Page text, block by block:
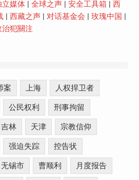
立媒体| 全球之声| 安全工具箱
西
| 西藏之声| 对话基金会 玫瑰中国
犯關注
案 上海 人权捍卫者
公民权利 刑事拘留
吉林 天津 宗教信仰
强迫失踪 控告状
无锡市 曹顺利 月度报告